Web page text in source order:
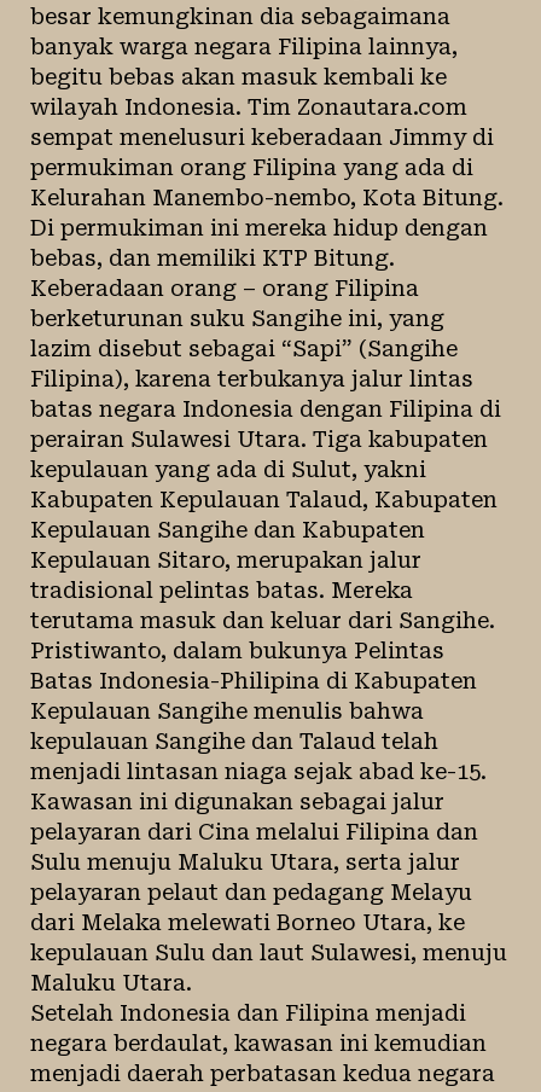
besar kemungkinan dia sebagaimana
banyak warga negara Filipina lainnya,
begitu bebas akan masuk kembali ke
wilayah Indonesia. Tim Zonautara.com
sempat menelusuri keberadaan Jimmy di
permukiman orang Filipina yang ada di
Kelurahan Manembo-nembo, Kota Bitung.
Di permukiman ini mereka hidup dengan
bebas, dan memiliki KTP Bitung.
Keberadaan orang – orang Filipina
berketurunan suku Sangihe ini, yang
lazim disebut sebagai “Sapi” (Sangihe
Filipina), karena terbukanya jalur lintas
batas negara Indonesia dengan Filipina di
perairan Sulawesi Utara. Tiga kabupaten
kepulauan yang ada di Sulut, yakni
Kabupaten Kepulauan Talaud, Kabupaten
Kepulauan Sangihe dan Kabupaten
Kepulauan Sitaro, merupakan jalur
tradisional pelintas batas. Mereka
terutama masuk dan keluar dari Sangihe.
Pristiwanto, dalam bukunya Pelintas
Batas Indonesia-Philipina di Kabupaten
Kepulauan Sangihe menulis bahwa
kepulauan Sangihe dan Talaud telah
menjadi lintasan niaga sejak abad ke-15.
Kawasan ini digunakan sebagai jalur
pelayaran dari Cina melalui Filipina dan
Sulu menuju Maluku Utara, serta jalur
pelayaran pelaut dan pedagang Melayu
dari Melaka melewati Borneo Utara, ke
kepulauan Sulu dan laut Sulawesi, menuju
Maluku Utara.
Setelah Indonesia dan Filipina menjadi
negara berdaulat, kawasan ini kemudian
menjadi daerah perbatasan kedua negara